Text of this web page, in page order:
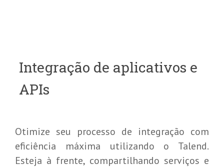
Integração de aplicativos e
APIs
Otimize seu processo de integração com
eficiência máxima utilizando o Talend.
Esteja à frente, compartilhando serviços e